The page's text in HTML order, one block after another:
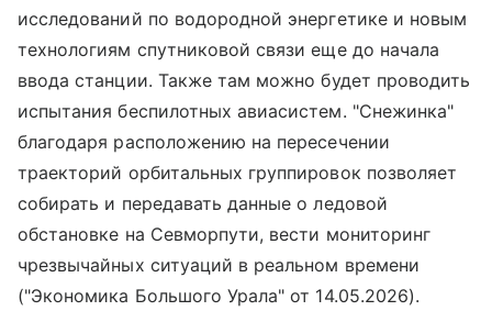
исследований по водородной энергетике и новым
технологиям спутниковой связи еще до начала
ввода станции. Также там можно будет проводить
испытания беспилотных авиасистем. "Снежинка"
благодаря расположению на пересечении
траекторий орбитальных группировок позволяет
собирать и передавать данные о ледовой
обстановке на Севморпути, вести мониторинг
чрезвычайных ситуаций в реальном времени
("Экономика Большого Урала" от 14.05.2026).